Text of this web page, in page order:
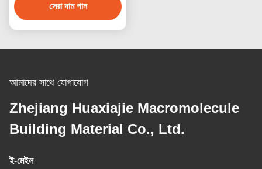
সেরা দাম পান
আমাদের সাথে যোগাযোগ
Zhejiang Huaxiajie Macromolecule
Building Material Co., Ltd.
ই-মেইল